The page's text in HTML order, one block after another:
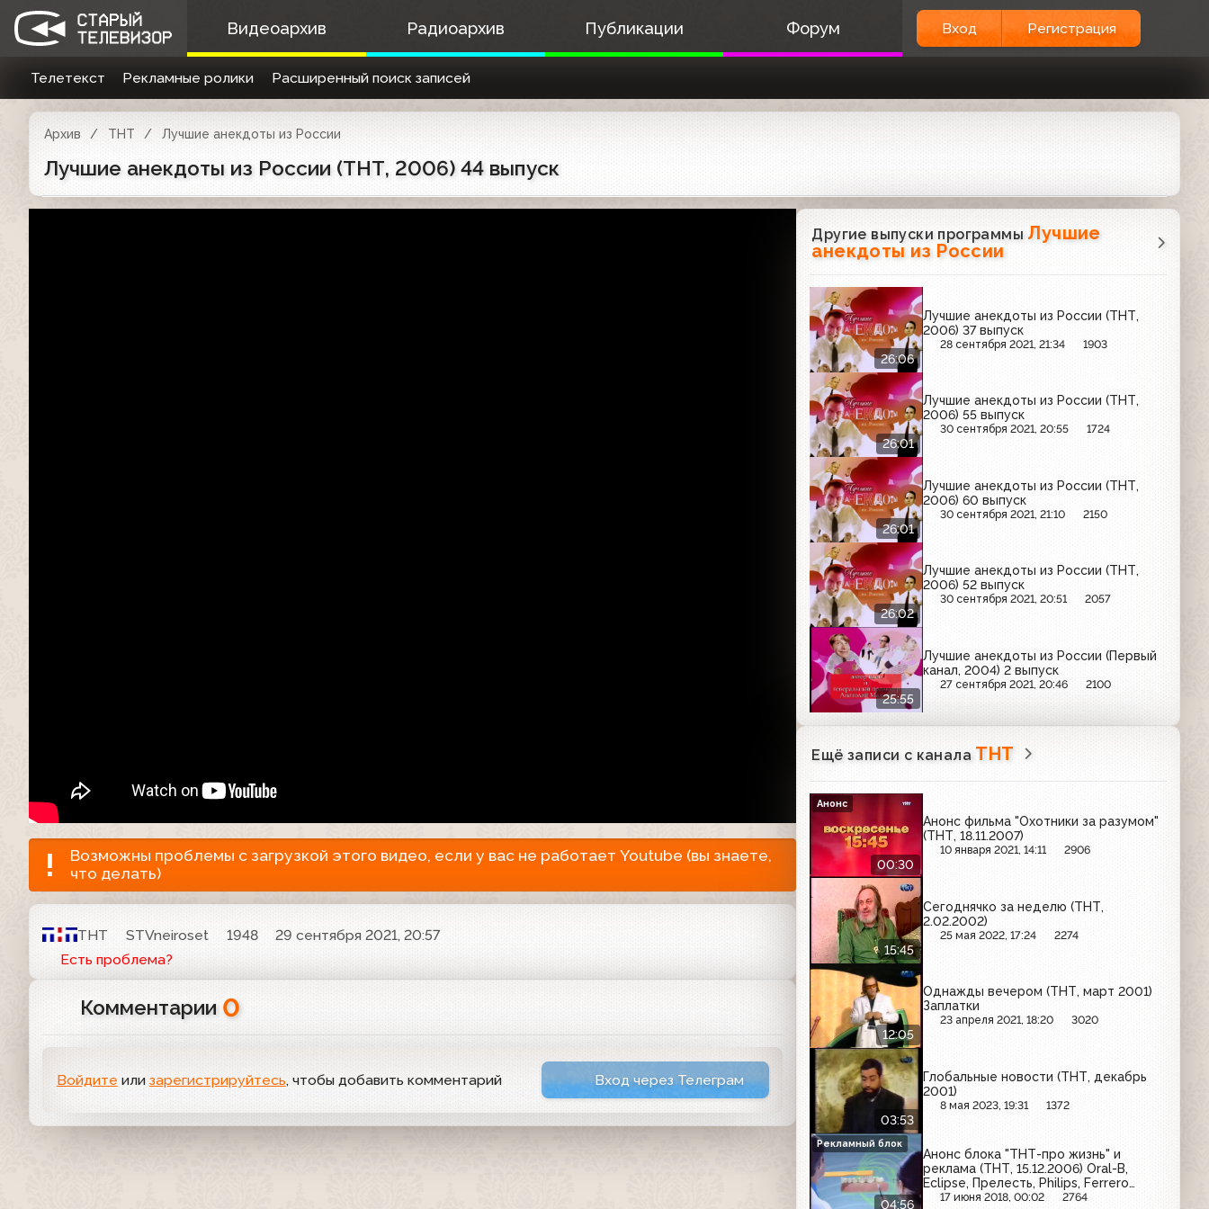
Видеоархив Радиоархив Публикации Форум Вход Регистрация
Телетекст Рекламные ролики Расширенный поиск записей
Архив ТНТ Лучшие анекдоты из России
Лучшие анекдоты из России (ТНТ, 2006) 44 выпуск
Возможны проблемы с загрузкой этого видео, если у вас не работает Youtube (вы знаете,
что делать)
ТНТ STVneiroset 1948
29 сентября 2021, 20:57
Есть проблема?
Комментарии 0
Войдите или зарегистрируйтесь, чтобы добавить комментарий Вход через Телеграм
Другие выпуски программы Лучшие
анекдоты из России
26:06
Лучшие анекдоты из России (ТНТ,
2006) 37 выпуск
28 сентября 2021, 21:34 1903
26:01
Лучшие анекдоты из России (ТНТ,
2006) 55 выпуск
30 сентября 2021, 20:55 1724
26:01
Лучшие анекдоты из России (ТНТ,
2006) 60 выпуск
30 сентября 2021, 21:10 2150
26:02
Лучшие анекдоты из России (ТНТ,
2006) 52 выпуск
30 сентября 2021, 20:51 2057
25:55
Лучшие анекдоты из России (Первый
канал, 2004) 2 выпуск
27 сентября 2021, 20:46 2100
Ещё записи с канала ТНТ
00:30
Анонс фильма "Охотники за разумом"
(ТНТ, 18.11.2007)
10 января 2021, 14:11 2906
Анонс
15:45
Сегоднячко за неделю (ТНТ,
2.02.2002)
25 мая 2022, 17:24 2274
12:05
Однажды вечером (ТНТ, март 2001)
Заплатки
23 апреля 2021, 18:20 3020
03:53
Глобальные новости (ТНТ, декабрь
2001)
8 мая 2023, 19:31 1372
04:56
Анонс блока "ТНТ-про жизнь" и
реклама (ТНТ, 15.12.2006) Oral-B,
Eclipse, Прелесть, Philips, Ferrero
Rocher, Zewa, Puma
17 июня 2018, 00:02 2764
Рекламный блок